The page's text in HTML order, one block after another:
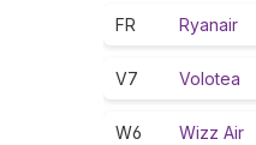
FR Ryanair
V7 Volotea
W6 Wizz Air